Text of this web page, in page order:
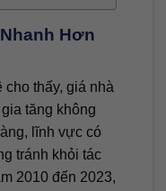
Hơn
thấy, giá nhà
tăng không
lĩnh vực có
tránh khỏi tác
2010 đến 2023,